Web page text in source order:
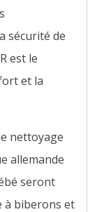
sécurité de
est le
et la
nettoyage
allemande
seront
à biberons et